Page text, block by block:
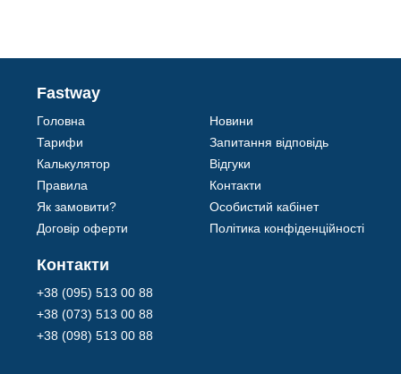
Fastway
Головна
Тарифи
Калькулятор
Правила
Як замовити?
Договір оферти
Новини
Запитання відповідь
Відгуки
Контакти
Особистий кабінет
Політика конфіденційності
Контакти
+38 (095) 513 00 88
+38 (073) 513 00 88
+38 (098) 513 00 88